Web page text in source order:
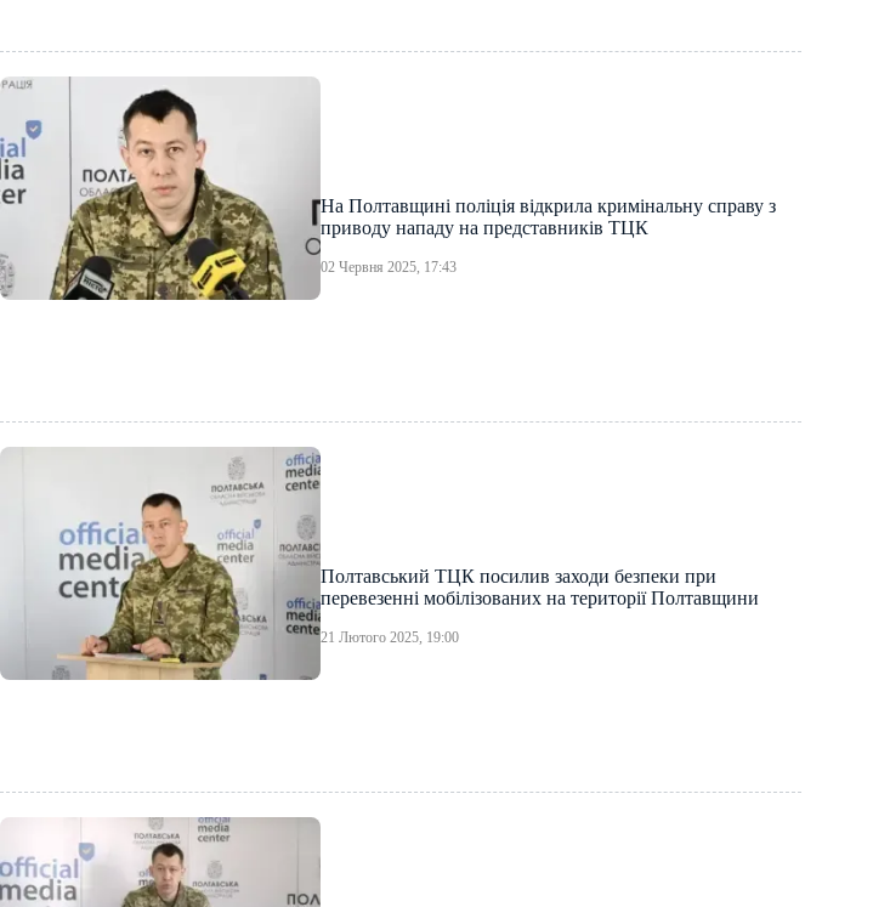
На Полтавщині поліція відкрила кримінальну справу з
приводу нападу на представників ТЦК
02 Червня 2025, 17:43
Полтавський ТЦК посилив заходи безпеки при
перевезенні мобілізованих на території Полтавщини
21 Лютого 2025, 19:00